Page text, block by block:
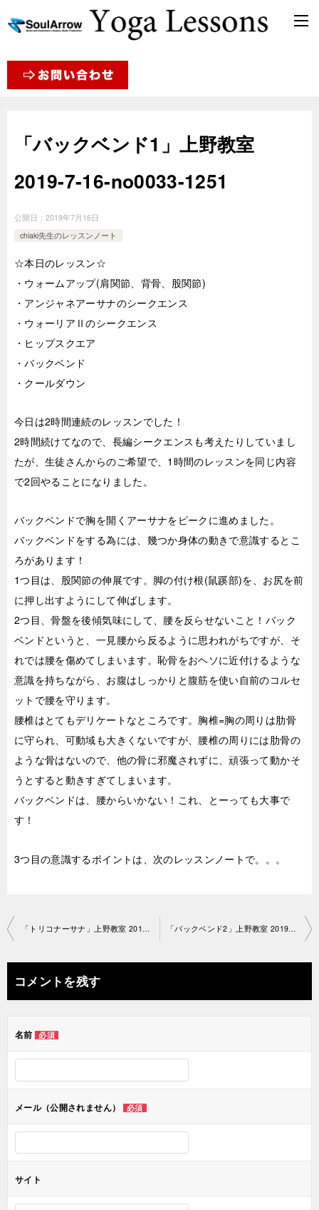
「バックベンド1」上野教室
2019-7-16-­no0033-1251
公開日： 2019年7月16日
chiaki先生のレッスンノート
☆本日のレッスン☆
・ウォームアップ(肩関節、背骨、股関節)
・アンジャネアーサナのシークエンス
・ウォーリアⅡのシークエンス
・ヒップスクエア
・バックベンド
・クールダウン
今日は2時間連続のレッスンでした！
2時間続けてなので、長編シークエンスも考えたりしていまし
たが、生徒さんからのご希望で、1時間のレッスンを同じ内容
で2回やることになりました。
バックベンドで胸を開くアーサナをピークに進めました。
バックベンドをする為には、幾つか身体の動きで意識するとこ
ろがあります！
1つ目は、股関節の伸展です。脚の付け根(鼠蹊部)を、お尻を前
に押し出すようにして伸ばします。
2つ目、骨盤を後傾気味にして、腰を反らせないこと！バック
ベンドというと、一見腰から反るように思われがちですが、そ
れでは腰を傷めてしまいます。恥骨をおヘソに近付けるような
意識を持ちながら、お腹はしっかりと腹筋を使い自前のコルセ
ットで腰を守ります。
腰椎はとてもデリケートなところです。胸椎=胸の周りは肋骨
に守られ、可動域も大きくないですが、腰椎の周りには肋骨の
ような骨はないので、他の骨に邪魔されずに、頑張って動かそ
うとすると動きすぎてしまいます。
バックベンドは、腰からいかない！これ、とーっても大事で
す！
3つ目の意識するポイントは、次のレッスンノートで。。。
投
ナ
ビ
ー
ン
「トリコナーサナ」上野教室 2019-7-9-­no0033-1251 「バックベンド2」上野教室 2019-7-16-­no0033-1251
コメントを残す
名前 必須
メール（公開されません） 必須
サイト